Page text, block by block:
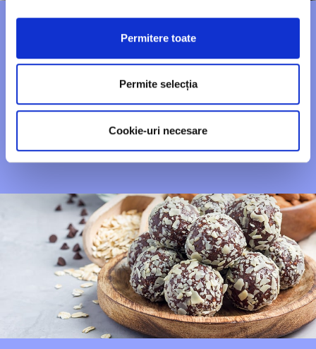
Permitere toate
Permite selecția
Cookie-uri necesare
Jamila – Chiftele la cuptor cu
Mozzarella Hochland
Vezi video